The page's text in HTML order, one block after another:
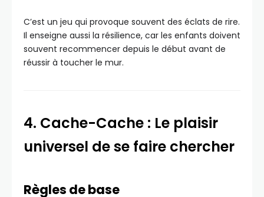
C’est un jeu qui provoque souvent des éclats de rire.
Il enseigne aussi la résilience, car les enfants doivent
souvent recommencer depuis le début avant de
réussir à toucher le mur.
4. Cache-Cache : Le plaisir
universel de se faire chercher
Règles de base